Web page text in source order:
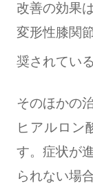
改善の効果
変形性膝関
奨されてい
そのほかの
ヒアルロン
す。症状が
られない場